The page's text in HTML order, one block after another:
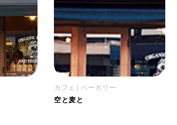
カフェ ベーカリー
空と麦と